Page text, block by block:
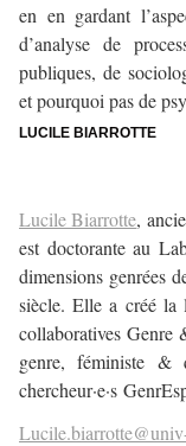
en en gardant
d’analyse de
publiques, de
et pourquoi pas de
LUCILE BIARROTTE
Lucile Biarrotte,
est doctorante au
dimensions genrées
siècle. Elle a créé la
collaboratives Genre
genre, féministe &
chercheur·e·s